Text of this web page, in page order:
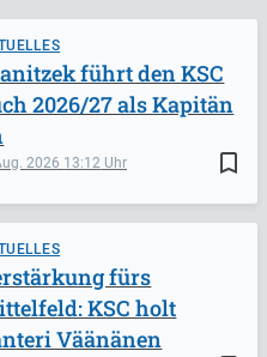
bookmark_border
2026 13:12
führt den KSC
2026/27 als Kapitän
fürs
KSC holt
Väänänen